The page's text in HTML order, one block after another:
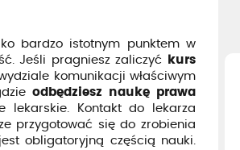
bardzo istotnym punktem w
Jeśli pragniesz zaliczyć
kurs
komunikacji właściwym
odbędziesz naukę prawa
lekarskie. Kontakt do lekarza
przygotować się do zrobienia
obligatoryjną częścią nauki.